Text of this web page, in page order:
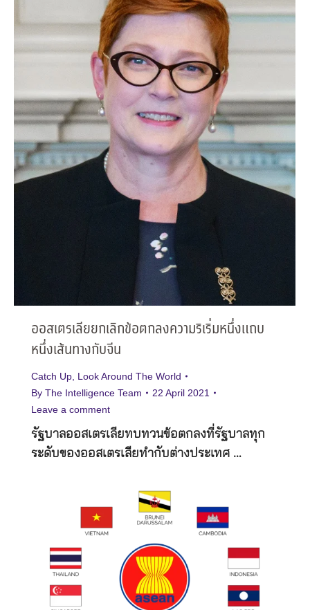
ออสเตรเลียยกเลิกข้อตกลงความริเริ่มหนึ่งแถบ
หนึ่งเส้นทางกับจีน
Catch Up Look Around The World
By The Intelligence Team
22 April 2021
Leave a comment
รัฐบาลออสเตรเลียทบทวนข้อตกลงที่รัฐบาลทุก
ระดับของออสเตรเลียทำกับต่างประเทศ …